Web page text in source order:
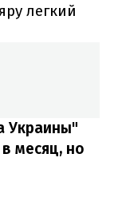
легкий
Украины"
месяц, но